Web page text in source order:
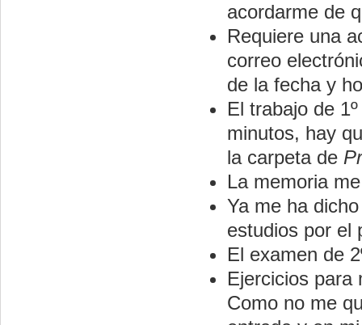
acordarme de
Requiere una
correo
de la fecha y
El trabajo de
minutos, hay
la carpeta de
La memoria
Ya me ha
estudios por el
El examen de
Ejercicios para
Como no me